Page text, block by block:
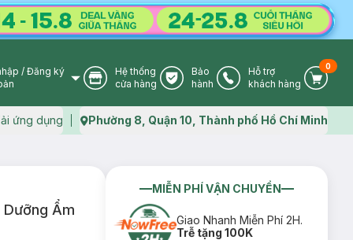
User Icon
/ Đăng ký
Store Icon
Hệ thống
cửa hàng
Warranty Icon
Bảo
hành
Phone Icon
Hỗ trợ
khách hàng
Cart
0
ứng dụng Map icon
Phường 8, Quận 10, Thành phố Hồ Chí Minh
Ẩm
MIỄN PHÍ VẬN CHUYỂN
Giao Nhanh Miễn Phí 2H.
Trễ tặng 100K